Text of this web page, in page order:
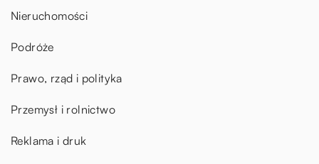
Nieruchomości
Podróże
Prawo, rząd i polityka
Przemysł i rolnictwo
Reklama i druk